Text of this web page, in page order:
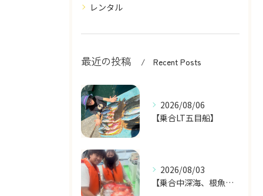
レンタル
最近の投稿 Recent Posts
2026/08/06
【乗合LT五目船】
2026/08/03
【乗合中深海、根魚五目船】